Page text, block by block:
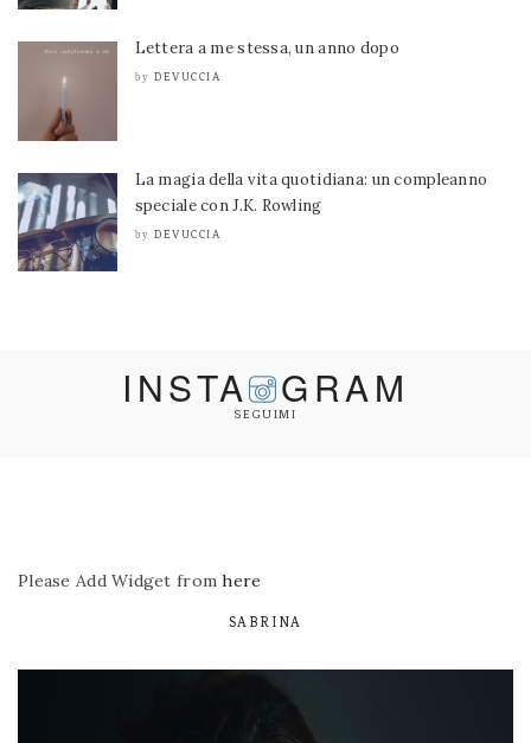
Lettera a me stessa, un anno dopo
by DEVUCCIA
La magia della vita quotidiana: un compleanno
speciale con J.K. Rowling
by DEVUCCIA
INSTA GRAM
SEGUIMI
Please Add Widget fromhere
SABRINA